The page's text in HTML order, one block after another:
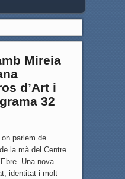
Mireia
d’Art i
32
parlem de
la mà del Centre
Una nova
identitat i molt